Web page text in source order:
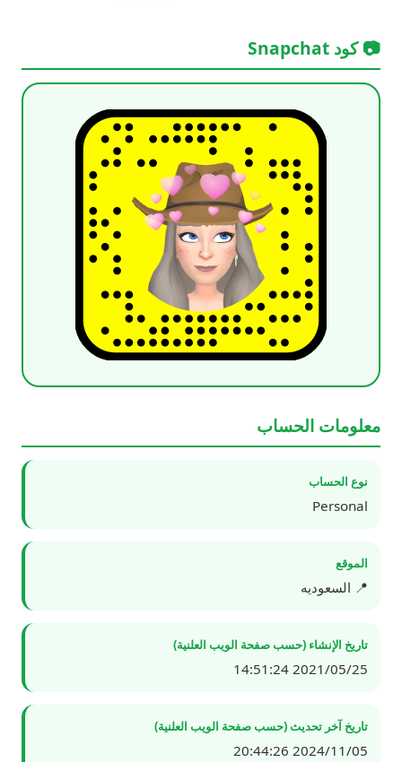
📷 كود Snapchat
معلومات الحساب
نوع الحساب
Personal
الموقع
📍 السعوديه
تاريخ الإنشاء (حسب صفحة الويب العلنية)
2021/05/25 14:51:24
تاريخ آخر تحديث (حسب صفحة الويب العلنية)
2024/11/05 20:44:26